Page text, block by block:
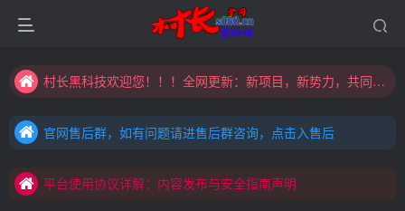
村长黑科技欢迎您！！！全网更新：新项目，新势力，共同发展
村长黑科技欢迎您！！！全网更新：新项目，新势力，共同发展
官网售后群，如有问题请进售后群咨询，点击入售后
平台使用协议详解：内容发布与安全指南声明